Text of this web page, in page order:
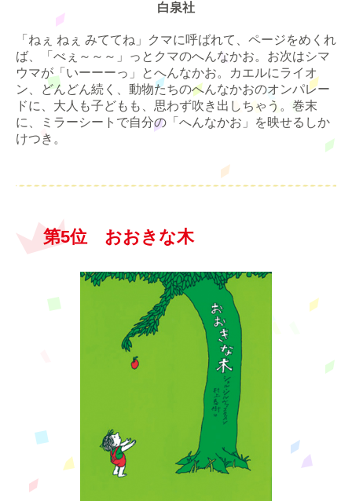
白泉社
「ねぇ ねぇ みててね」クマに呼ばれて、ページをめくれ
ば、「べぇ～～～」っとクマのへんなかお。お次はシマ
ウマが「いーーーっ」とへんなかお。カエルにライオ
ン、どんどん続く、動物たちのへんなかおのオンパレー
ドに、大人も子どもも、思わず吹き出しちゃう。巻末
に、ミラーシートで自分の「へんなかお」を映せるしか
けつき。
第5位 おおきな木